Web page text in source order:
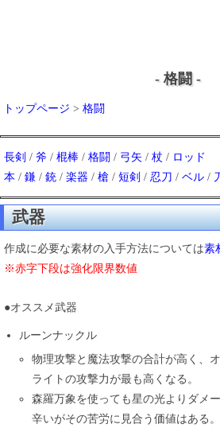
- 格闘 -
トップページ > 格闘
長剣 / 斧 / 棍棒 / 格闘 / 弓矢 / 杖 / ロッド
本 / 鎌 / 銃 / 楽器 / 槍 / 短剣 / 忍刀 / ベル /
武器
作成に必要な素材の入手方法については素
※赤字下段は強化限界数値
●オススメ武器
ルーンナックル
物理攻撃と魔法攻撃の合計が高く、
ライトの攻撃力が最も高くなる。
森羅万象を使っても星の光よりダメ
辛いがその苦労に見合う価値はある。